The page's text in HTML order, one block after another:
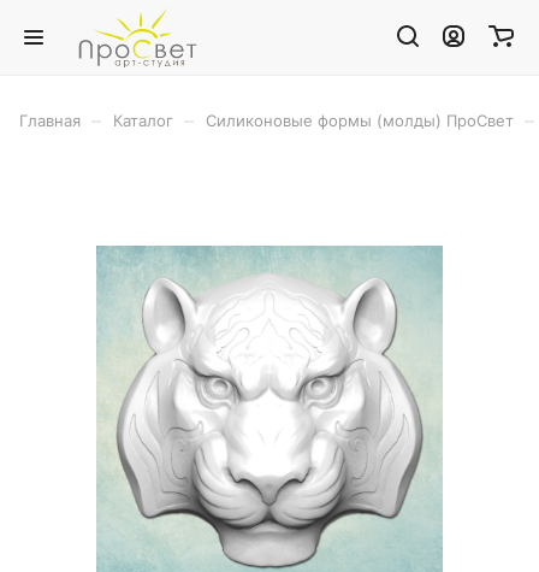
Главная Каталог Силиконовые формы (молды) ПроСвет